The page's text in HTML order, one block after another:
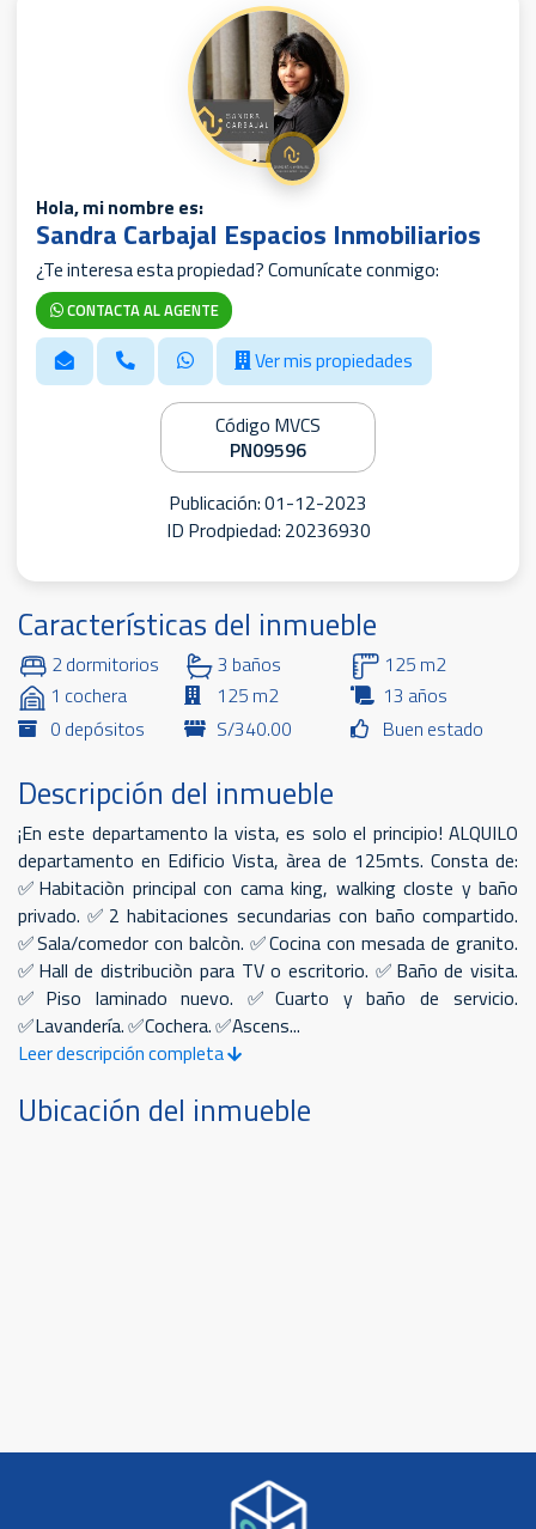
Hola, mi nombre es:
Sandra Carbajal Espacios Inmobiliarios
¿Te interesa esta propiedad? Comunícate conmigo:
CONTACTA AL AGENTE
Ver mis propiedades
Código MVCS
PN09596
Publicación: 01-12-2023
ID Prodpiedad: 20236930
Características del inmueble
2 dormitorios 3 baños
125 m2
1 cochera
125 m2
13 años
0 depósitos
S/340.00 Buen estado
Descripción del inmueble
¡En este departamento la vista, es solo el principio! ALQUILO
departamento en Edificio Vista, àrea de 125mts. Consta de:
✅Habitaciòn principal con cama king, walking closte y baño
privado. ✅2 habitaciones secundarias con baño compartido.
✅Sala/comedor con balcòn. ✅Cocina con mesada de granito.
✅Hall de distribuciòn para TV o escritorio. ✅Baño de visita.
✅Piso laminado nuevo. ✅Cuarto y baño de servicio.
✅Lavandería. ✅Cochera. ✅Ascens...
Leer descripción completa
Ubicación del inmueble